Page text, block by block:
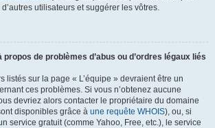
utilisateurs et suggérer les vôtres.
de problèmes d’abus ou d’ordres légaux liés
listés sur la page « L’équipe » devraient être un
ces problèmes. Si vous n’obtenez aucune
devriez alors contacter le propriétaire du domaine
disponibles grâce à une requête WHOIS), ou, si
service gratuit (comme Yahoo, Free, etc.), le service